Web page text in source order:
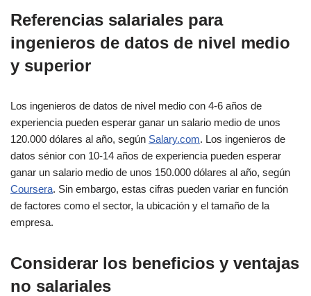
Referencias salariales para
ingenieros de datos de nivel medio
y superior
Los ingenieros de datos de nivel medio con 4-6 años de
experiencia pueden esperar ganar un salario medio de unos
120.000 dólares al año, según Salary.com. Los ingenieros de
datos sénior con 10-14 años de experiencia pueden esperar
ganar un salario medio de unos 150.000 dólares al año, según
Coursera. Sin embargo, estas cifras pueden variar en función
de factores como el sector, la ubicación y el tamaño de la
empresa.
Considerar los beneficios y ventajas
no salariales